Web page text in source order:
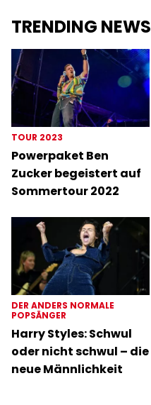
TRENDING NEWS
TOUR 2023
Powerpaket Ben
Zucker begeistert auf
Sommertour 2022
DER ANDERS NORMALE
POPSÄNGER
Harry Styles: Schwul
oder nicht schwul – die
neue Männlichkeit